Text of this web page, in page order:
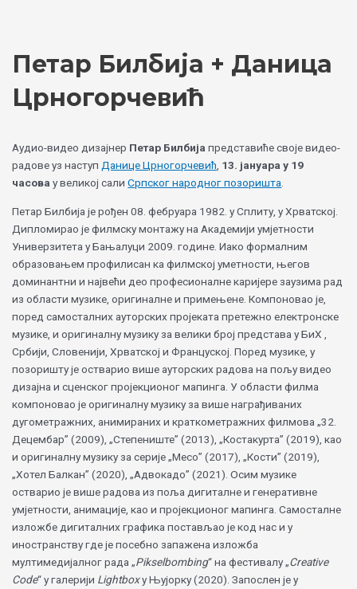
Петар Билбија + Даница
Црногорчевић
Аудио-видео дизајнер Петар Билбија представиће своје видео-
радове уз наступ Данице Црногорчевић 13. јануара у 19
часова у великој салиСрпског народног позоришта
Петар Билбија је рођен 08. фебруара 1982. у Сплиту, у Хрватској.
Дипломирао је филмску монтажу на Академији умјетности
Универзитета у Бањалуци 2009. године. Иако формалним
образовањем профилисан ка филмској уметности, његов
доминантни и највећи део професионалне каријере заузима рад
из области музике, оригиналне и примењене. Компоновао је,
поред самосталних ауторских пројеката претежно електронске
музике, и оригиналну музику за велики број представа у БиХ ,
Србији, Словенији, Хрватској и Француској. Поред музике, у
позоришту је остварио више ауторских радова на пољу видео
дизајна и сценског пројекционог мапинга. У области филма
компоновао је оригиналну музику за више награђиваних
дугометражних, анимираних и краткометражних филмова „32.
Децембар” (2009), „Степениште” (2013), „Костакурта” (2019), као
и оригиналну музику за серије „Месо” (2017), „Кости” (2019),
„Хотел Балкан” (2020), „Адвокадо” (2021). Осим музике
остварио је више радова из поља дигиталне и генеративне
умјетности, анимације, као и пројекционог мапинга. Самосталне
изложбе дигиталних графика постављао је код нас и у
иностранству где је посебно запажена изложба
мултимедијалног рада „Pikselbombing“ на фестивалу „Creative
Code“ у галерији Lightboxу Њујорку (2020). Запослен је у